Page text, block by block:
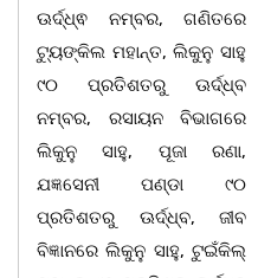
ଊର୍ଦ୍ଧ୍ଵ ନମ୍ବର, ଗଣିତରେ
ଟ୍ୟୁଙ୍କିଲ ମହାନ୍ତ, ଲିକୁନୁ ସାହୁ
୯୦ ପ୍ରତିଶତରୁ ଊର୍ଦ୍ଧ୍ବ
ନମ୍ବର, ରସାୟନ ବିଭାଗରେ
ଲିକୁନୁ ସାହୁ, ପୂଜା ରଣା,
ଯଜ୍ଞସେନୀ ପଣ୍ଡା ୯୦
ପ୍ରତିଶତରୁ ଊର୍ଦ୍ଧ୍ବ, ଜୀବ
ବିଜ୍ଞାନରେ ଲିକୁନୁ ସାହୁ, ଟୁଇଁକିଲ୍